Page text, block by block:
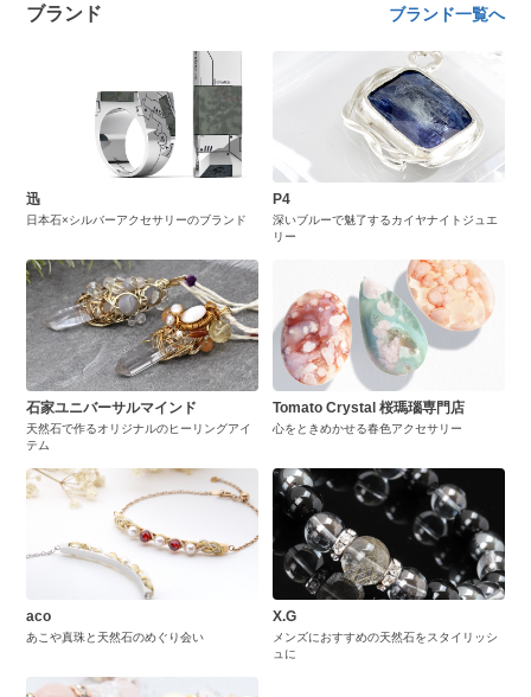
ブランド ブランド一覧へ
迅
日本石×シルバーアクセサリーのブランド
P4
深いブルーで魅了するカイヤナイトジュエ
リー
石家ユニバーサルマインド
天然石で作るオリジナルのヒーリングアイ
テム
Tomato Crystal 桜瑪瑙専門店
心をときめかせる春色アクセサリー
aco
あこや真珠と天然石のめぐり会い
X.G
メンズにおすすめの天然石をスタイリッシ
ュに